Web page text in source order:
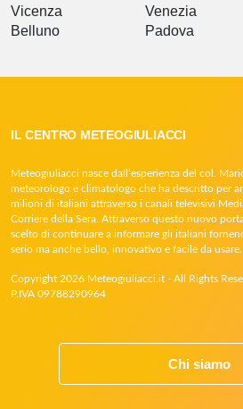
Vicenza
Belluno
Venezia
Padova
IL CENTRO METEOGIULIACCI
Meteogiuliacci nasce dall’esperienza del col.
meteorologo e climatologo che ha descritto per
milioni di italiani attraverso i canali televisivi
Corriere della Sera. Attraverso questo nuovo
scelto di continuare a informare gli italiani
serio ma anche bello, innovativo e facile da usare.
Copyright 2026 Meteogiuliacci.it - All Rights
P.IVA 09788290964
Chi siamo